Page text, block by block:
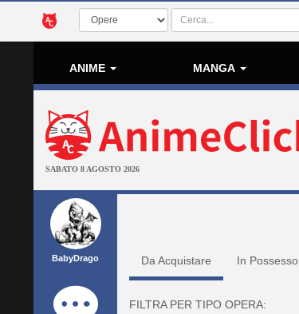
ANIME MANGA
SABATO 8 AGOSTO 2026
BabyDrago Da Acquistare In Possesso
FILTRA PER TIPO OPERA: